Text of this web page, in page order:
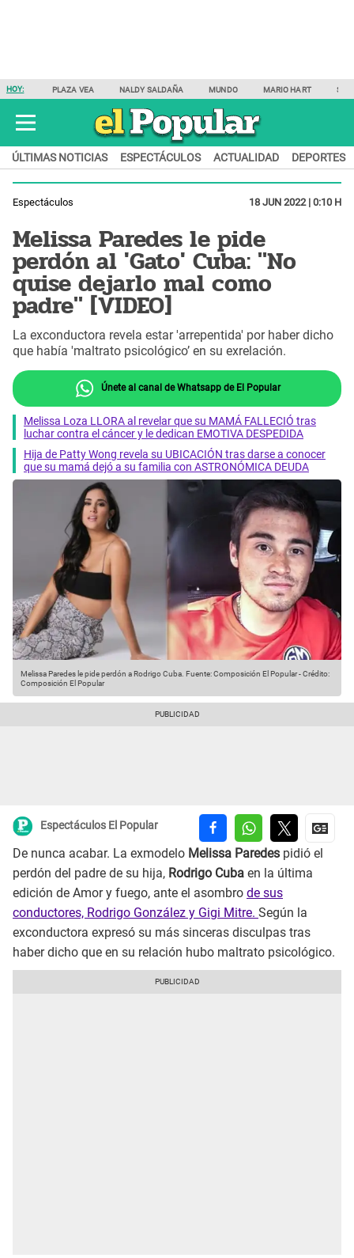
HOY: PLAZA VEA NALDY SALDAÑA MUNDO MARIO HART
ÚLTIMAS NOTICIAS ESPECTÁCULOS ACTUALIDAD DEPORTES
Espectáculos 18 JUN 2022 | 0:10 H
Melissa Paredes le pide
perdón al 'Gato' Cuba: "No
quise dejarlo mal como
padre" [VIDEO]
La exconductora revela estar 'arrepentida' por haber dicho
que había 'maltrato psicológico’ en su exrelación.
Únete al canal de Whatsapp de El Popular
Melissa Loza LLORA al revelar que su MAMÁ FALLECIÓ tras
luchar contra el cáncer y le dedican EMOTIVA DESPEDIDA
Hija de Patty Wong revela su UBICACIÓN tras darse a conocer
que su mamá dejó a su familia con ASTRONÓMICA DEUDA
Melissa Paredes le pide perdón a Rodrigo Cuba. Fuente: Composición El Popular-Crédito:
Composición El Popular
Espectáculos El Popular
De nunca acabar. La exmodelo Melissa Paredes pidió el
perdón del padre de su hija, Rodrigo Cuba en la última
edición de Amor y fuego, ante el asombro de sus
conductores, Rodrigo González y Gigi Mitre. Según la
exconductora expresó su más sinceras disculpas tras
haber dicho que en su relación hubo maltrato psicológico.